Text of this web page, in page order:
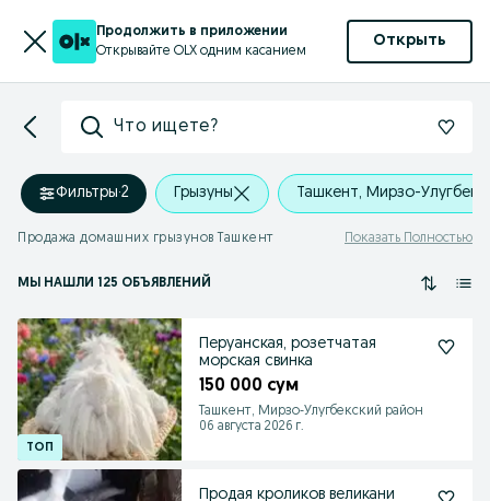
Продолжить в приложении
Открывайте OLX одним касанием
Открыть
Что ищете?
Фильтры·2 Грызуны Ташкент, Мирзо-
Продажа домашних грызунов Ташкент Показать Полностью
МЫ НАШЛИ 125 ОБЪЯВЛЕНИЙ
Перуанская, розетчатая
морская свинка
150 000 сум
Ташкент, Мирзо-Улугбекский район
06 августа 2026 г.
Продая кроликов великани